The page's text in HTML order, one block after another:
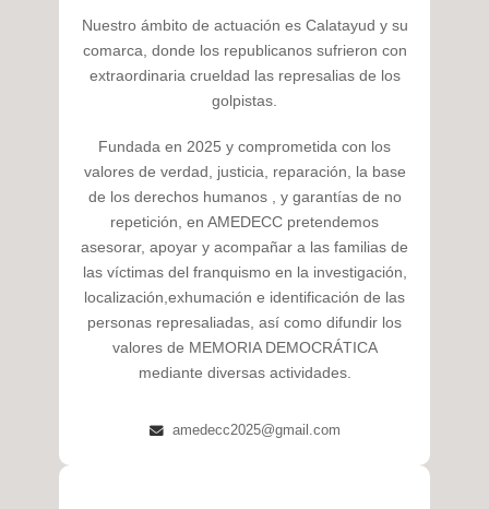
Nuestro ámbito de actuación es Calatayud y su
comarca, donde los republicanos sufrieron con
extraordinaria crueldad las represalias de los
golpistas.
Fundada en 2025 y comprometida con los
valores de verdad, justicia, reparación, la base
de los derechos humanos , y garantías de no
repetición, en AMEDECC pretendemos
asesorar, apoyar y acompañar a las familias de
las víctimas del franquismo en la investigación,
localización,exhumación e identificación de las
personas represaliadas, así como difundir los
valores de MEMORIA DEMOCRÁTICA
mediante diversas actividades.
amedecc2025@gmail.com